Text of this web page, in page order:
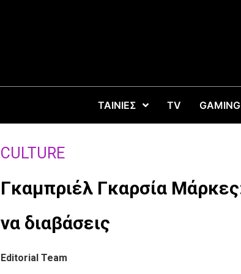
ΤΑΙΝΙΕΣ TV GAMING
CULTURE
Γκαμπριέλ Γκαρσία
να διαβάσεις
Editorial Team